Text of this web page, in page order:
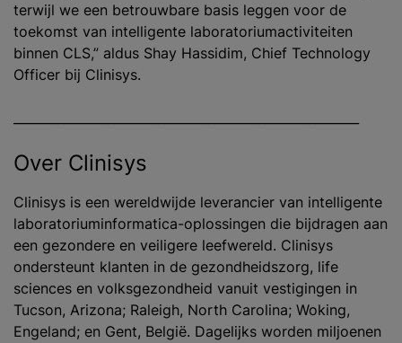
terwijl we een betrouwbare basis leggen voor de
toekomst van intelligente laboratoriumactiviteiten
binnen CLS,” aldus Shay Hassidim, Chief Technology
Officer bij Clinisys.
Over Clinisys
Clinisys is een wereldwijde leverancier van intelligente
laboratoriuminformatica-oplossingen die bijdragen aan
een gezondere en veiligere leefwereld. Clinisys
ondersteunt klanten in de gezondheidszorg, life
sciences en volksgezondheid vanuit vestigingen in
Tucson, Arizona; Raleigh, North Carolina; Woking,
Engeland; en Gent, België. Dagelijks worden miljoenen